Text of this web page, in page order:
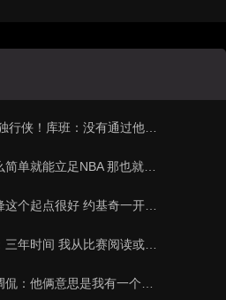
班：没有通过他的合同规避工资帽
立足NBA 那也就不显得珍贵了
点很好 约基奇一开始也不打首发
我从比赛阅读或身体训练都有提高
俩意思是我有一个大学冠军